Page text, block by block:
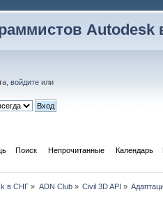
Autodesk
войдите или
Поиск Непрочитанные Календарь
в СНГ » ADN Club» Civil 3D API »